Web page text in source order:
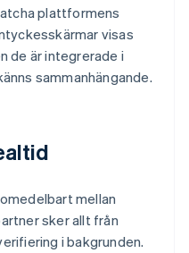
plattformens
visas
de är integrerade i
sammanhängande.
mellan
sker allt från
i bakgrunden.